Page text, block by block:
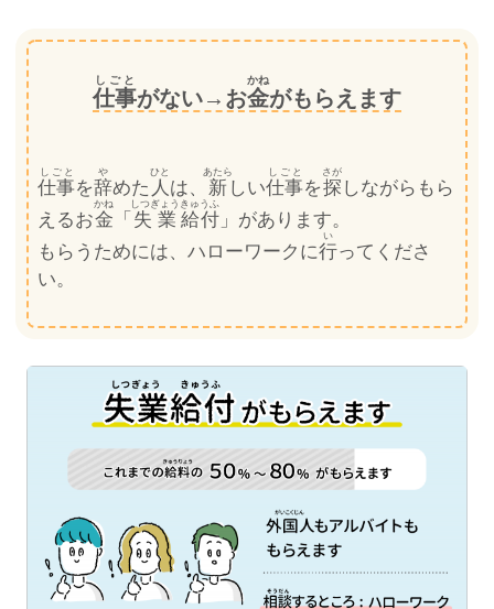
仕事
しごと
がない→お金
かね
がもらえます
仕事
しごと
を辞
や
めた 人
ひと
は、 新
あたら
しい仕事
しごと
を探
さが
しながらもら
えるお金
かね
「 失業
しつぎょう
給付
きゅうふ
」があります。
もらうためには、ハローワークに行
い
ってくださ
い。